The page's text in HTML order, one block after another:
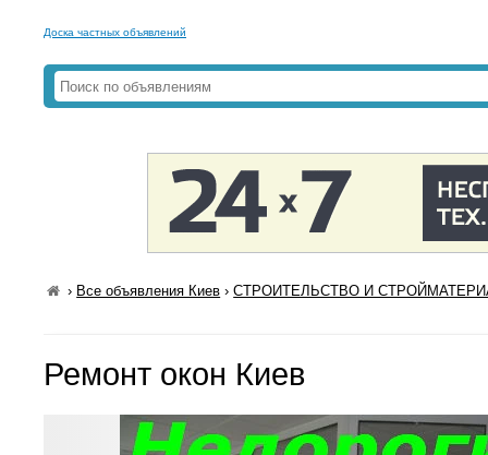
Доска частных объявлений
› Все объявления Киев ›СТРОИТЕЛЬСТВО И
Ремонт окон Киев